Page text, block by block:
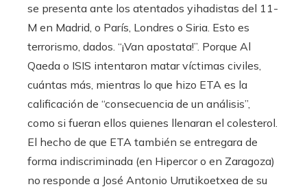
se presenta ante los atentados yihadistas del 11-
M en Madrid, o París, Londres o Siria. Esto es
terrorismo, dados. “¡Van apostata!”. Porque Al
Qaeda o ISIS intentaron matar víctimas civiles,
cuántas más, mientras lo que hizo ETA es la
calificación de “consecuencia de un análisis”,
como si fueran ellos quienes llenaran el colesterol.
El hecho de que ETA también se entregara de
forma indiscriminada (en Hipercor o en Zaragoza)
no responde a José Antonio Urrutikoetxea de su